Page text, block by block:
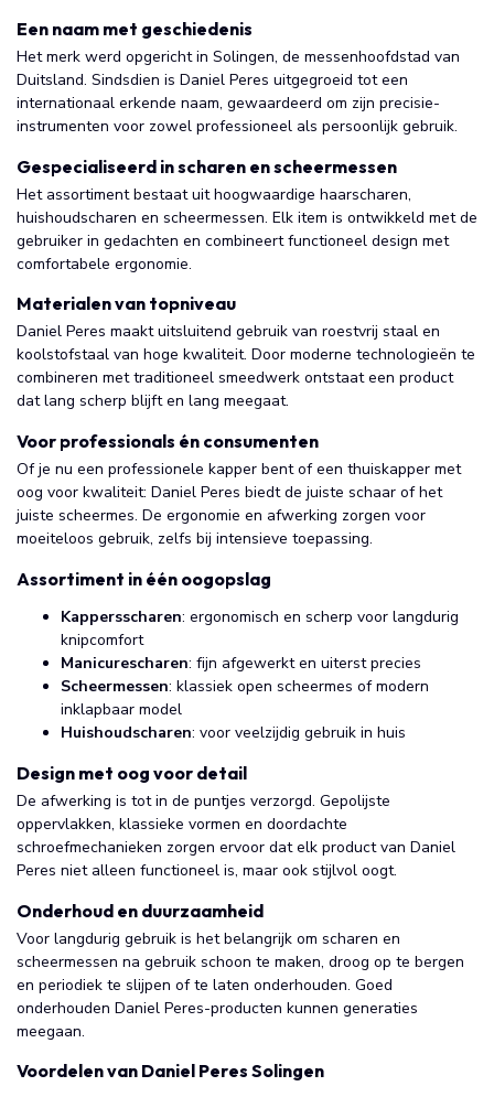
Een naam met geschiedenis
Het merk werd opgericht in Solingen, de messenhoofdstad van
Duitsland. Sindsdien is Daniel Peres uitgegroeid tot een
internationaal erkende naam, gewaardeerd om zijn precisie-
instrumenten voor zowel professioneel als persoonlijk gebruik.
Gespecialiseerd in scharen en scheermessen
Het assortiment bestaat uit hoogwaardige haarscharen,
huishoudscharen en scheermessen. Elk item is ontwikkeld met de
gebruiker in gedachten en combineert functioneel design met
comfortabele ergonomie.
Materialen van topniveau
Daniel Peres maakt uitsluitend gebruik van roestvrij staal en
koolstofstaal van hoge kwaliteit. Door moderne technologieën te
combineren met traditioneel smeedwerk ontstaat een product
dat lang scherp blijft en lang meegaat.
Voor professionals én consumenten
Of je nu een professionele kapper bent of een thuiskapper met
oog voor kwaliteit: Daniel Peres biedt de juiste schaar of het
juiste scheermes. De ergonomie en afwerking zorgen voor
moeiteloos gebruik, zelfs bij intensieve toepassing.
Assortiment in één oogopslag
Kappersscharen: ergonomisch en scherp voor langdurig
knipcomfort
Manicurescharen: fijn afgewerkt en uiterst precies
Scheermessen: klassiek open scheermes of modern
inklapbaar model
Huishoudscharen: voor veelzijdig gebruik in huis
Design met oog voor detail
De afwerking is tot in de puntjes verzorgd. Gepolijste
oppervlakken, klassieke vormen en doordachte
schroefmechanieken zorgen ervoor dat elk product van Daniel
Peres niet alleen functioneel is, maar ook stijlvol oogt.
Onderhoud en duurzaamheid
Voor langdurig gebruik is het belangrijk om scharen en
scheermessen na gebruik schoon te maken, droog op te bergen
en periodiek te slijpen of te laten onderhouden. Goed
onderhouden Daniel Peres-producten kunnen generaties
meegaan.
Voordelen van Daniel Peres Solingen